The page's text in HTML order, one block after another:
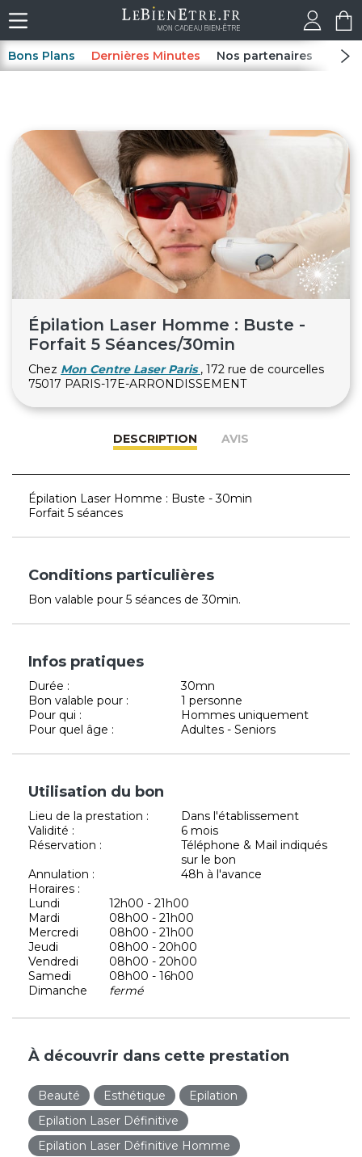
Bons Plans Dernières Minutes Nos partenaires Spas
Épilation Laser Homme : Buste -
Forfait 5 Séances/30min
Chez Mon Centre Laser Paris , 172 rue de courcelles
75017 PARIS-17E-ARRONDISSEMENT
DESCRIPTION AVIS
Épilation Laser Homme : Buste - 30min
Forfait 5 séances
Conditions particulières
Bon valable pour 5 séances de 30min.
Infos pratiques
Durée :
30mn
Bon valable pour :
1 personne
Pour qui :
Hommes uniquement
Pour quel âge :
Adultes - Seniors
Utilisation du bon
Lieu de la prestation :
Dans l'établissement
Validité :
6 mois
Réservation :
Téléphone & Mail indiqués
sur le bon
Annulation :
48h à l'avance
Horaires :
Lundi
12h00 - 21h00
Mardi
08h00 - 21h00
Mercredi
08h00 - 21h00
Jeudi
08h00 - 20h00
Vendredi
08h00 - 20h00
Samedi
08h00 - 16h00
Dimanche
fermé
À découvrir dans cette prestation
Beauté Esthétique
Epilation
Epilation Laser Définitive
Epilation Laser Définitive Homme